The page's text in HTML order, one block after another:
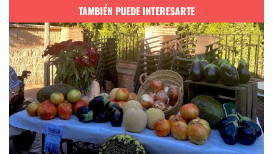
TAMBIÉN PUEDE INTERESARTE